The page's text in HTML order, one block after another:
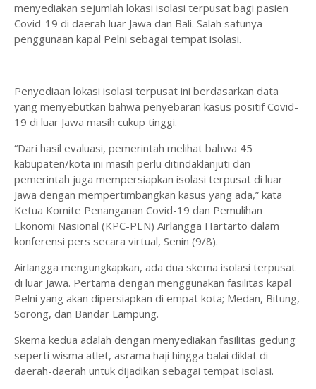
menyediakan sejumlah lokasi isolasi terpusat bagi pasien
Covid-19 di daerah luar Jawa dan Bali. Salah satunya
penggunaan kapal Pelni sebagai tempat isolasi.
Penyediaan lokasi isolasi terpusat ini berdasarkan data
yang menyebutkan bahwa penyebaran kasus positif Covid-
19 di luar Jawa masih cukup tinggi.
“Dari hasil evaluasi, pemerintah melihat bahwa 45
kabupaten/kota ini masih perlu ditindaklanjuti dan
pemerintah juga mempersiapkan isolasi terpusat di luar
Jawa dengan mempertimbangkan kasus yang ada,” kata
Ketua Komite Penanganan Covid-19 dan Pemulihan
Ekonomi Nasional (KPC-PEN) Airlangga Hartarto dalam
konferensi pers secara virtual, Senin (9/8).
Airlangga mengungkapkan, ada dua skema isolasi terpusat
di luar Jawa. Pertama dengan menggunakan fasilitas kapal
Pelni yang akan dipersiapkan di empat kota; Medan, Bitung,
Sorong, dan Bandar Lampung.
Skema kedua adalah dengan menyediakan fasilitas gedung
seperti wisma atlet, asrama haji hingga balai diklat di
daerah-daerah untuk dijadikan sebagai tempat isolasi.